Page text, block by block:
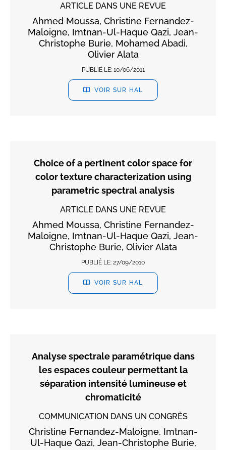
ARTICLE DANS UNE REVUE
Ahmed Moussa, Christine Fernandez-
Maloigne, Imtnan-Ul-Haque Qazi, Jean-
Christophe Burie, Mohamed Abadi,
Olivier Alata
PUBLIÉ LE: 10/06/2011
VOIR SUR HAL
Choice of a pertinent color space for
color texture characterization using
parametric spectral analysis
ARTICLE DANS UNE REVUE
Ahmed Moussa, Christine Fernandez-
Maloigne, Imtnan-Ul-Haque Qazi, Jean-
Christophe Burie, Olivier Alata
PUBLIÉ LE: 27/09/2010
VOIR SUR HAL
Analyse spectrale paramétrique dans
les espaces couleur permettant la
séparation intensité lumineuse et
chromaticité
COMMUNICATION DANS UN CONGRÈS
Christine Fernandez-Maloigne, Imtnan-
Ul-Haque Qazi, Jean-Christophe Burie,